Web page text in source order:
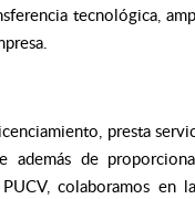
tecnológica,
presta
además de
colaboramos en